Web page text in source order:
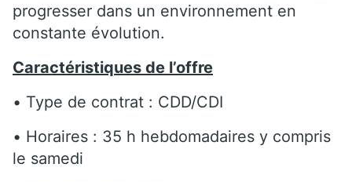
progresser dans un environnement en
constante évolution.
Caractéristiques de l’offre
• Type de contrat : CDD/CDI
• Horaires : 35 h hebdomadaires y compris
le samedi